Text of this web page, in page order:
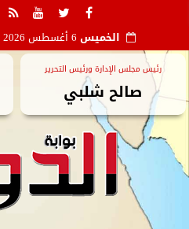
الخميس
رئيس مجلس الإدارة ورئيس التحرير
صالح شلبي